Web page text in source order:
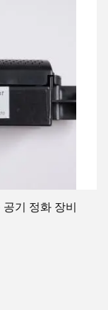
기 정화 장비